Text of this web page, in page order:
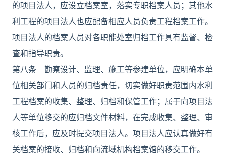
的项目法人，应设立档案室，落实专职档案人员；其他水
利工程的项目法人也应配备相应人员负责工程档案工作。
项目法人的档案人员对各职能处室归档工作具有监督、检
查和指导职责。
第八条 勘察设计、监理、施工等参建单位，应明确本单
位相关部门和人员的归档责任，切实做好职责范围内水利
工程档案的收集、整理、归档和保管工作；属于向项目法
人等单位移交的应归档文件材料，在完成收集、整理、审
核工作后，应及时提交项目法人。项目法人应认真做好有
关档案的接收、归档和向流域机构档案馆的移交工作。